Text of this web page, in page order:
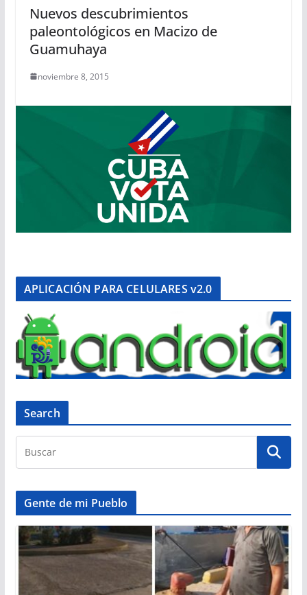
Nuevos descubrimientos
paleontológicos en Macizo de
Guamuhaya
noviembre 8, 2015
APLICACIÓN PARA CELULARES v2.0
Search
Gente de mi Pueblo